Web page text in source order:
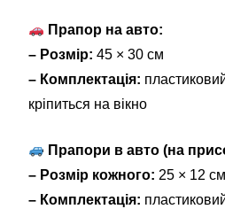
Прапор на авто:
– Розмір: 45 × 30 см
– Комплектація:
кріпиться на вікно
Прапори в авто (на
– Розмір кожного: 25 × 12 см
– Комплектація: